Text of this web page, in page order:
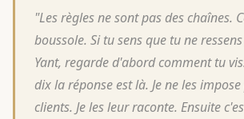
"Les règles ne sont pas des chaînes.
boussole. Si tu sens que tu ne
Yant, regarde d'abord comment tu
dix la réponse est là. Je ne les
clients. Je les leur raconte. Ensuite